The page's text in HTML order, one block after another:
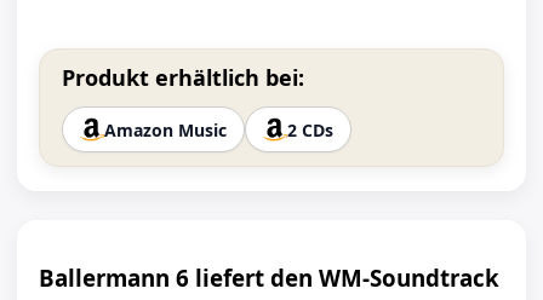
Produkt erhältlich bei:
Amazon Music 2 CDs
Ballermann 6 liefert den WM-Soundtrack